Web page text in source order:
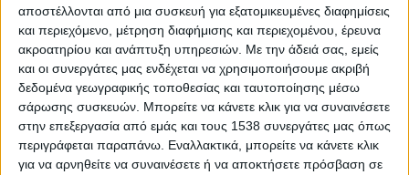
αποστέλλονται από μια συσκευή για εξατομικευμένες διαφημίσεις
και περιεχόμενο, μέτρηση διαφήμισης και περιεχομένου, έρευνα
ακροατηρίου και ανάπτυξη υπηρεσιών. Με την άδειά σας, εμείς
και οι συνεργάτες μας ενδέχεται να χρησιμοποιήσουμε ακριβή
δεδομένα γεωγραφικής τοποθεσίας και ταυτοποίησης μέσω
σάρωσης συσκευών. Μπορείτε να κάνετε κλικ για να συναινέσετε
στην επεξεργασία από εμάς και τους 1538 συνεργάτες μας όπως
περιγράφεται παραπάνω. Εναλλακτικά, μπορείτε να κάνετε κλικ
για να αρνηθείτε να συναινέσετε ή να αποκτήσετε πρόσβαση σε
ρυθμιστικές παρεμβάσεις.
Η έρευνα αυτή έρχεται σε συνέχεια
διερεύνησης επιμέρους προϊόντων
τροφίμων (πχγάλα,γιαούρτι,φέτα) και
επιμέρους παραγόντων της αλυσίδας
αξίας τροφίμων(ζωοτροφέςκαι
κτηνιατρικά φαρμακευτικά προϊόντα),